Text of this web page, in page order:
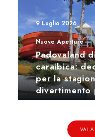
9 Luglio 2026
Nuove Aperture
Padovaland
caraibica:
per la
VAI A